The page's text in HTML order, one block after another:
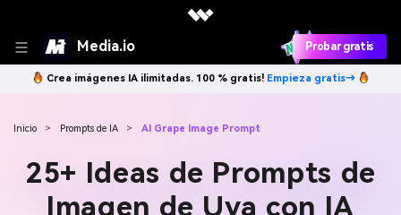
Media.io Probar gratis
Crea imágenes IA ilimitadas. 100 % gratis! Empieza gratis→
Inicio > Prompts de IA > AI Grape Image Prompt
25+ Ideas de Prompts de
Imagen de Uva con IA